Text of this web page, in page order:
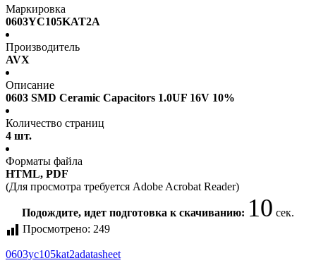
Маркировка
0603YC105KAT2A
Производитель
AVX
Описание
0603 SMD Ceramic Capacitors 1.0UF 16V 10%
Количество страниц
4 шт.
Форматы файла
HTML, PDF
(Для просмотра требуется Adobe Acrobat Reader)
Подождите, идет подготовка к скачиванию: 10 сек.
Просмотрено: 249
0603yc105kat2adatasheet